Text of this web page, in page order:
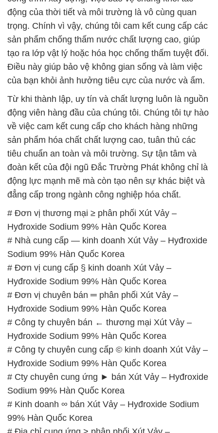
Điều này giúp bảo vệ không gian sống và làm việc
của bạn khỏi ảnh hưởng tiêu cực của nước và ẩm.
Từ khi thành lập, uy tín và chất lượng luôn là nguồn
động viên hàng đầu của chúng tôi. Chúng tôi tự hào
về việc cam kết cung cấp cho khách hàng những
sản phẩm hóa chất chất lượng cao, tuân thủ các
tiêu chuẩn an toàn và môi trường. Sự tận tâm và
đoàn kết của đội ngũ Đắc Trường Phát không chỉ là
động lực mạnh mẽ mà còn tạo nên sự khác biệt và
đẳng cấp trong ngành công nghiệp hóa chất.
# Đơn vị thương mại ≥ phân phối Xút Vảy –
Hyđroxide Sodium 99% Hàn Quốc Korea
# Nhà cung cấp — kinh doanh Xút Vảy – Hyđroxide
Sodium 99% Hàn Quốc Korea
# Đơn vị cung cấp § kinh doanh Xút Vảy –
Hyđroxide Sodium 99% Hàn Quốc Korea
# Đơn vị chuyên bán ═ phân phối Xút Vảy –
Hyđroxide Sodium 99% Hàn Quốc Korea
# Công ty chuyên bán ← thương mại Xút Vảy –
Hyđroxide Sodium 99% Hàn Quốc Korea
# Công ty chuyên cung cấp © kinh doanh Xút Vảy –
Hyđroxide Sodium 99% Hàn Quốc Korea
# Cty chuyên cung ứng ► bán Xút Vảy – Hyđroxide
Sodium 99% Hàn Quốc Korea
# Kinh doanh ∞ bán Xút Vảy – Hyđroxide Sodium
99% Hàn Quốc Korea
# Địa chỉ cung ứng > phân phối Xút Vảy –
Hyđroxide Sodium 99% Hàn Quốc Korea
# Công ty cung ứng ¬ phân phối Xút Vảy –
Hyđroxide Sodium 99% Hàn Quốc Korea
# Cty chuyên bán ♦ cung ứng Xút Vảy – Hyđroxide